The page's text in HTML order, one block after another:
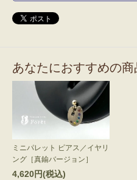
あなたにおすすめの商
ミニパレット ピアス／イヤリ
ング［真鍮バージョン］
4,620円(税込)